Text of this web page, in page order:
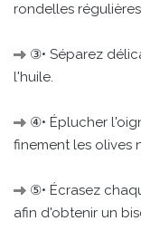
rondelles
③• Séparez
l'huile.
④• Éplucher
finement les olives
⑤• Écrasez
afin d'obtenir un